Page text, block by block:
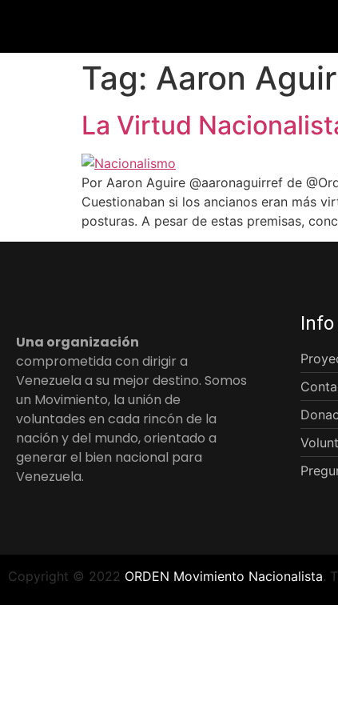
Tag: Aaron
La Virtud
Por Aaron Aguire @aaronaguirref de
Cuestionaban si los ancianos eran más
posturas. A pesar de estas premisas,
Una organización
comprometida con dirigir a
Venezuela a su mejor destino. Somos
un Movimiento, la unión de
voluntades en cada rincón de la
nación y del mundo, orientado a
generar el bien nacional para
Venezuela.
Info
Copyright © 2022 ORDEN Movimiento Nacionalista.